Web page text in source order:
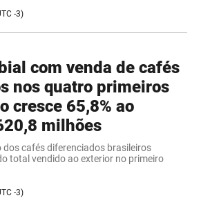
-3)
com venda de cafés
nos quatro primeiros
cresce 65,8% ao
milhões
dos cafés diferenciados brasileiros
total vendido ao exterior no primeiro
-3)